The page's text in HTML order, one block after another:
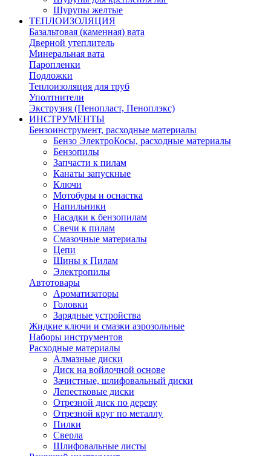
Шурупы желтые
ТЕПЛОИЗОЛЯЦИЯ
Базальтовая (каменная) вата
Дверной утеплитель
Минеральная вата
Паропленки
Подложки
Теплоизоляция для труб
Уполтнители
Экструзия (Пенопласт, Пеноплэкс)
ИНСТРУМЕНТЫ
Бензоинструмент, расходные материалы
Бензо ЭлектроКосы, расходные материалы
Бензопилы
Запчасти к пилам
Канаты запускные
Ключи
Мотобуры и оснастка
Напильники
Насадки к бензопилам
Свечи к пилам
Смазочные материалы
Цепи
Шины к Пилам
Электропилы
Автотовары
Ароматизаторы
Головки
Зарядные устройства
Жидкие ключи и смазки аэрозольные
Наборы инструментов
Расходные материалы
Алмазные диски
Диск на войлочной основе
Зачистные, шлифовальный диски
Лепестковые диски
Отрезной диск по дереву
Отрезной круг по металлу
Пилки
Сверла
Шлифовальные листы